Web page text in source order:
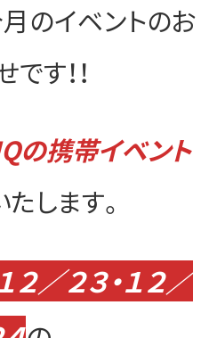
のイベントのお
す！！
の携帯イベント
します。
２／２３・１２／